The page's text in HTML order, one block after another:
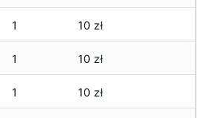
1 10 zł
1 10 zł
1 10 zł